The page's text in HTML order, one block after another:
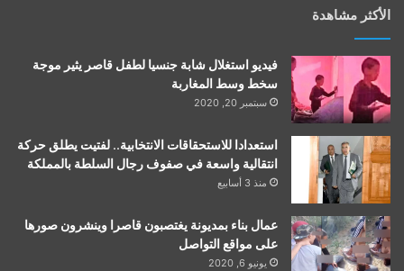
الأكثر مشاهدة
فيديو استغلال شابة جنسيا لطفل قاصر يثير موجة
سخط وسط المغاربة
سبتمبر 20, 2020
استعدادا للاستحقاقات الانتخابية.. لفتيت يطلق حركة
انتقالية واسعة في صفوف رجال السلطة بالمملكة
منذ 3 أسابيع
عمال بناء بمديونة يغتصبون قاصرا وينشرون صورها
على مواقع التواصل
يونيو 6, 2020